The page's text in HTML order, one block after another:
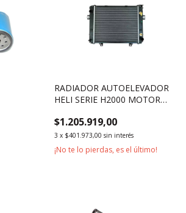
RADIADOR AUTOELEVADOR
HELI SERIE H2000 MOTOR
$1.205.919,00
3 x $401.973,00 sin interés
¡No te lo pierdas, es el último!